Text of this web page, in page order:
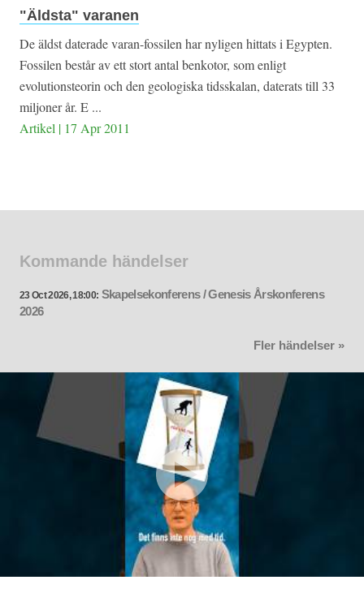
"Äldsta" varanen
De äldst daterade varan-fossilen har nyligen hittats i Egypten.
Fossilen består av ett stort antal benkotor, som enligt
evolutionsteorin och den geologiska tidsskalan, daterats till 33
miljoner år. E ...
Artikel | 17 Apr 2011
Kommande händelser
23 Oct 2026, 18:00: Skapelsekonferens / Genesis Årskonferens
2026
Fler händelser »